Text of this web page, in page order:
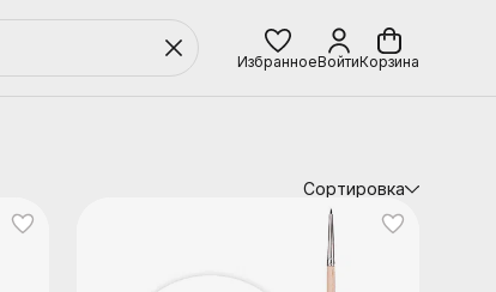
ИзбранноеВойтиКорзина
Сортировка